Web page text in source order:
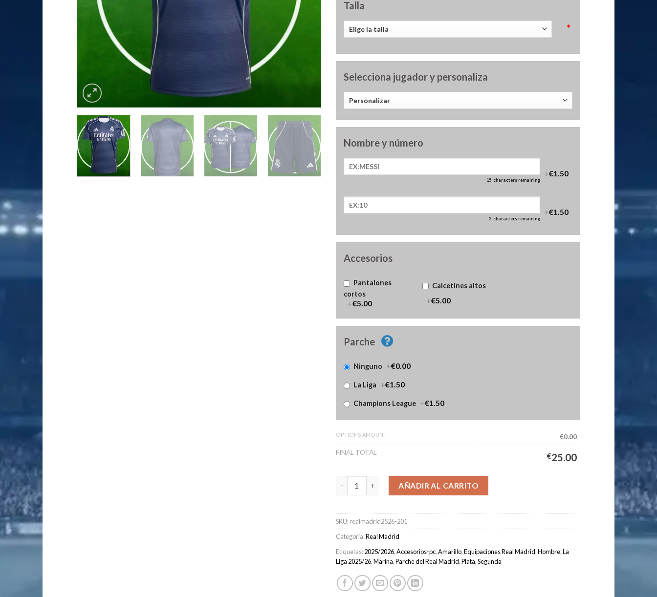
Talla
*
Selecciona jugador y personaliza
Nombre y número
15 characters remaining
+€1.50
2 characters remaining
+€1.50
Accesorios
Pantalones
cortos
+€5.00
Calcetines altos
+€5.00
Parche
Ninguno +€0.00
La Liga +€1.50
Champions League +€1.50
OPTIONS AMOUNT
€0.00
FINAL TOTAL
€25.00
Camiseta Real Madrid Segunda Equipación Hombre 2025/2026 cantidad
AÑADIR AL CARRITO
SKU:realmadrid2526-201
Categoría:Real Madrid
Etiquetas:2025/2026,Accesorios-pc,Amarillo,Equipaciones Real Madrid,Hombre,La
Liga 2025/26,Marina,Parche del Real Madrid,Plata,Segunda